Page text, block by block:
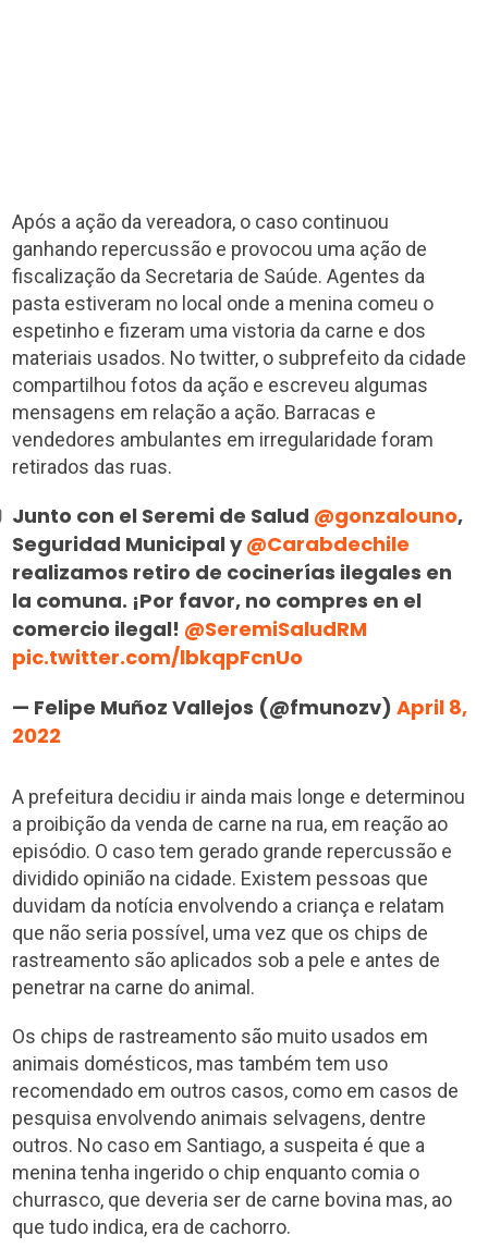
Após a ação da vereadora, o caso continuou
ganhando repercussão e provocou uma ação de
fiscalização da Secretaria de Saúde. Agentes da
pasta estiveram no local onde a menina comeu o
espetinho e fizeram uma vistoria da carne e dos
materiais usados. No twitter, o subprefeito da cidade
compartilhou fotos da ação e escreveu algumas
mensagens em relação a ação. Barracas e
vendedores ambulantes em irregularidade foram
retirados das ruas.
Junto con el Seremi de Salud @gonzalouno,
Seguridad Municipal y@Carabdechile
realizamos retiro de cocinerías ilegales en
la comuna. ¡Por favor, no compres en el
comercio ilegal! @SeremiSaludRM
pic.twitter.com/lbkqpFcnUo
— Felipe Muñoz Vallejos (@fmunozv)April 8,
2022
A prefeitura decidiu ir ainda mais longe e determinou
a proibição da venda de carne na rua, em reação ao
episódio. O caso tem gerado grande repercussão e
dividido opinião na cidade. Existem pessoas que
duvidam da notícia envolvendo a criança e relatam
que não seria possível, uma vez que os chips de
rastreamento são aplicados sob a pele e antes de
penetrar na carne do animal.
Os chips de rastreamento são muito usados em
animais domésticos, mas também tem uso
recomendado em outros casos, como em casos de
pesquisa envolvendo animais selvagens, dentre
outros. No caso em Santiago, a suspeita é que a
menina tenha ingerido o chip enquanto comia o
churrasco, que deveria ser de carne bovina mas, ao
que tudo indica, era de cachorro.